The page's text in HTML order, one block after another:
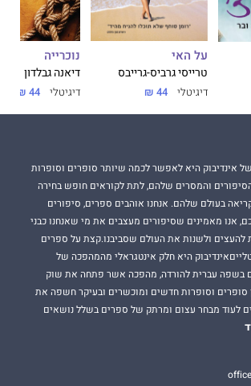
על האי
טרייסי גרביס-גרייבס
דיגיטלי 44 ₪
נוכרייה
דיאנה גבלדון
דיגיטלי 44 ₪
אינדיבוק היא לאפשר לכמה שיותר סופרים וסופרות
והמסרים שלהם, לתת לקוראים חופש בחירה
בעולם שלהם. אנחנו אוהבים ספרים, סיפורים
אנו מאמינים שסיפורים מעצבים את מי שאנחנו כבני
להעצים ולשנות את העולם שסביבנו.קצת על ספרים
היא חלק אינטגראלי מהמהפכה של
בשפה עברית להורדה, מהפכה אשר פתחה את שוק
סופרים וסופרות חדשים ומוכשרים ובעיקר חשפה את
לעוד מבחר עצום ומרתק של ספרים בשלל נושאים